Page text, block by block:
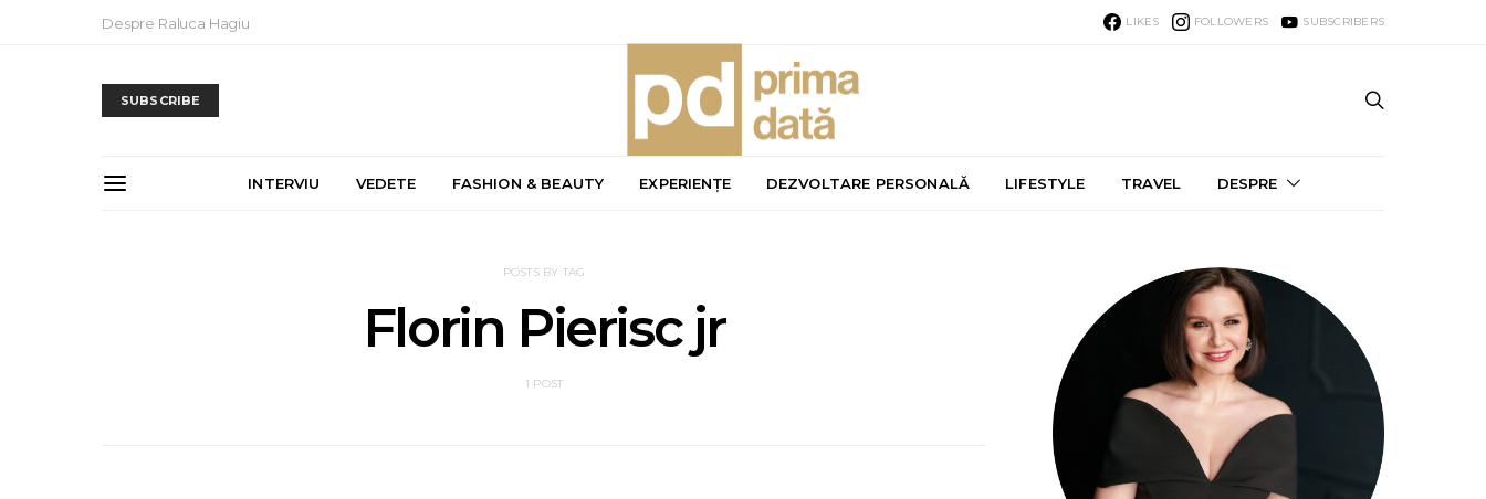
Despre Raluca Hagiu LIKES FOLLOWERS SUBSCRIBERS
SUBSCRIBE
INTERVIU VEDETE FASHION & BEAUTY EXPERIENȚE DEZVOLTARE PERSONALĂ LIFESTYLE TRAVEL DESPRE
POSTS BY TAG
Florin Pierisc jr
1 POST